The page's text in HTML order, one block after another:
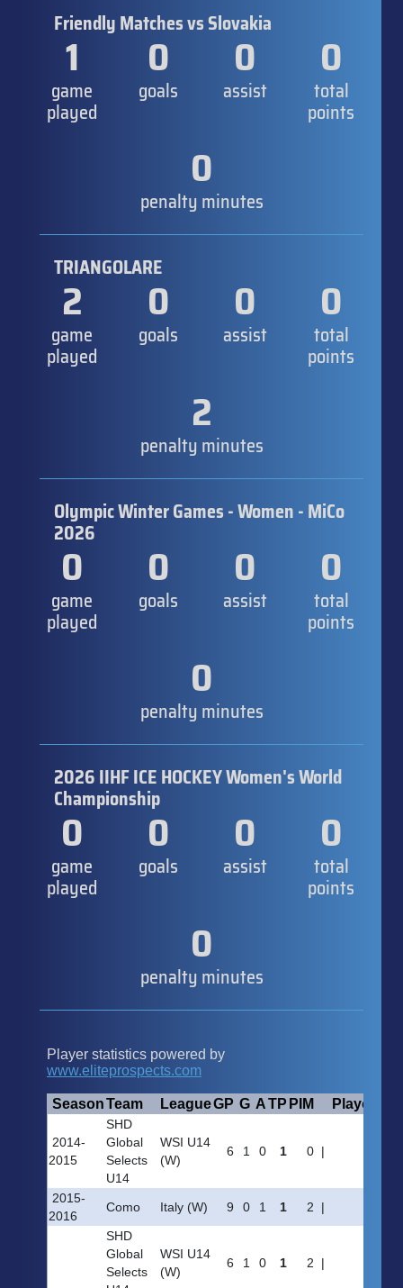
Friendly Matches vs Slovakia
1
game
played
0
goals
0
assist
0
total
points
0
penalty minutes
TRIANGOLARE
2
game
played
0
goals
0
assist
0
total
points
2
penalty minutes
Olympic Winter Games - Women - MiCo
2026
0
game
played
0
goals
0
assist
0
total
points
0
penalty minutes
2026 IIHF ICE HOCKEY Women's World
Championship
0
game
played
0
goals
0
assist
0
total
points
0
penalty minutes